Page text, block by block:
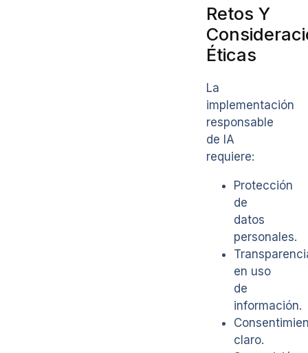
Retos Y
Éticas
La
implementación
responsable
de IA
requiere:
Protección
de
datos
personales.
en uso
de
información.
claro.